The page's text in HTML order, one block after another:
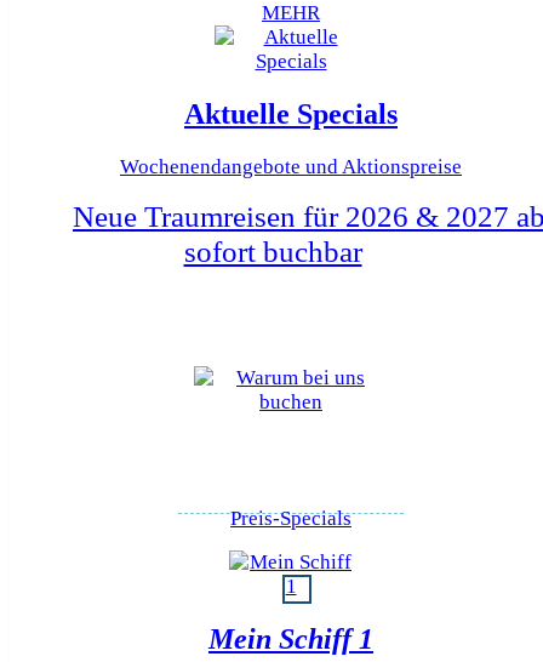
MEHR
Aktuelle Specials
Wochenendangebote und Aktionspreise
Neue Traumreisen für 2026 & 2027
sofort buchbar
Preis-Specials
Mein Schiff 1